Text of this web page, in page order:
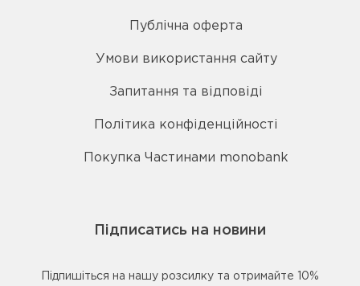
Публічна оферта
Умови використання сайту
Запитання та відповіді
Політика конфіденційності
Покупка Частинами monobank
Підписатись на новини
Підпишіться на нашу розсилку та отримайте 10%